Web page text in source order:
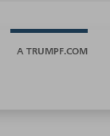
A TRUMPF.COM